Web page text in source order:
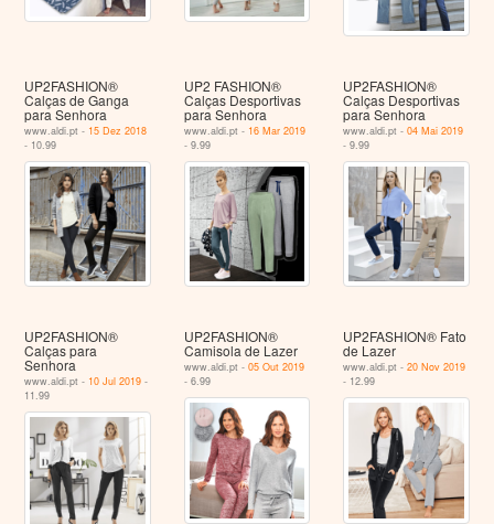
UP2FASHION®
Calças de Ganga
para Senhora
www.aldi.pt - 15 Dez 2018
- 10.99
UP2 FASHION®
Calças Desportivas
para Senhora
www.aldi.pt - 16 Mar 2019
- 9.99
UP2FASHION®
Calças Desportivas
para Senhora
www.aldi.pt -04 Mai 2019
- 9.99
UP2FASHION®
Calças para
Senhora
www.aldi.pt - 10 Jul 2019 -
11.99
UP2FASHION®
Camisola de Lazer
www.aldi.pt - 05 Out 2019
- 6.99
UP2FASHION® Fato
de Lazer
www.aldi.pt -20 Nov 2019
- 12.99